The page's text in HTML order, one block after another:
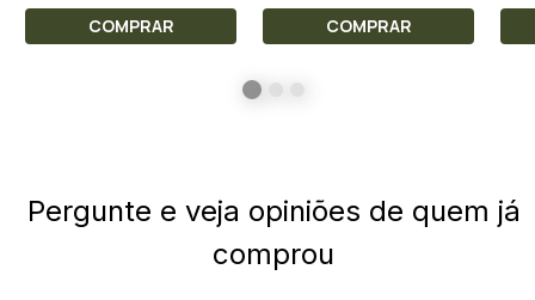
COMPRAR COMPRAR
Pergunte e veja opiniões de quem já
comprou